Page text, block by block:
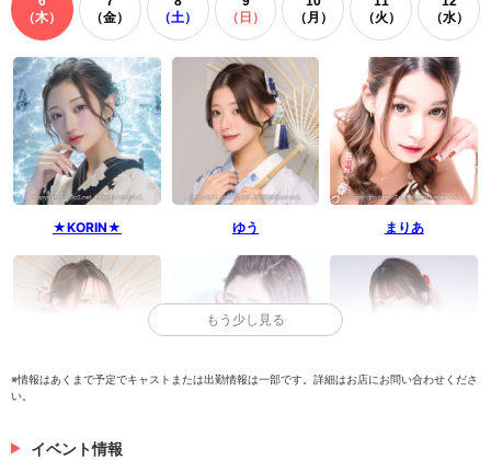
（木）
（金）
（土）
（日）
（月）
（火）
（水）
★KORIN★ ゆう まりあ
もう少し見る
※情報はあくまで予定でキャストまたは出勤情報は一部です。詳細はお店にお問い合わせくださ
い。
イベント情報